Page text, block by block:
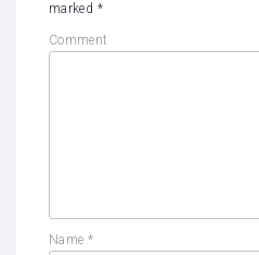
marked *
Comment
Name *